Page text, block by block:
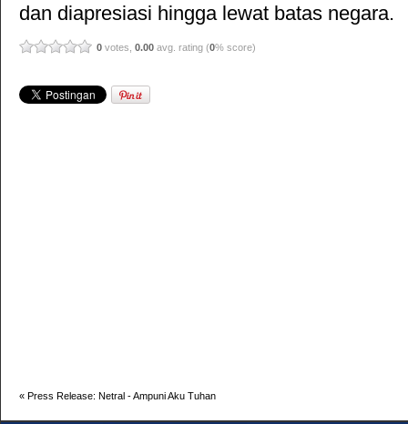
dan diapresiasi hingga lewat batas negara.
0 votes, 0.00 avg. rating (0% score)
« Press Release: Netral - Ampuni Aku Tuhan